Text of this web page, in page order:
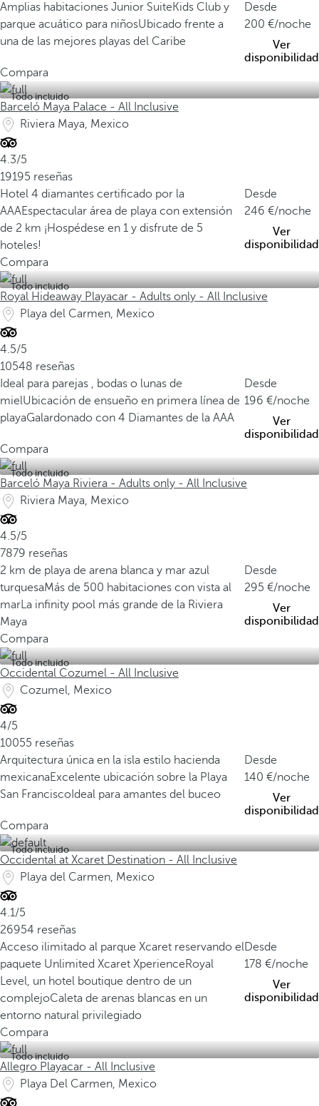
Amplias habitaciones Junior SuiteKids Club y
parque acuático para niñosUbicado frente a
una de las mejores playas del Caribe
Desde
200
/noche
Ver
disponibilidad
Compara
Todo incluido
Barceló Maya Palace - All Inclusive
Riviera Maya, Mexico
4.3/5
19195 reseñas
Hotel 4 diamantes certificado por la
AAAEspectacular área de playa con extensión
de 2 km ¡Hospédese en 1 y disfrute de 5
hoteles!
Desde
246
/noche
Ver
disponibilidad
Compara
Todo incluido
Royal Hideaway Playacar - Adults only - All Inclusive
Playa del Carmen, Mexico
4.5/5
10548 reseñas
Ideal para parejas , bodas o lunas de
mielUbicación de ensueño en primera línea de
playaGalardonado con 4 Diamantes de la AAA
Desde
196
/noche
Ver
disponibilidad
Compara
Todo incluido
Barceló Maya Riviera - Adults only - All Inclusive
Riviera Maya, Mexico
4.5/5
7879 reseñas
2 km de playa de arena blanca y mar azul
turquesaMás de 500 habitaciones con vista al
marLa infinity pool más grande de la Riviera
Maya
Desde
295
/noche
Ver
disponibilidad
Compara
Todo incluido
Occidental Cozumel - All Inclusive
Cozumel, Mexico
4/5
10055 reseñas
Arquitectura única en la isla estilo hacienda
mexicanaExcelente ubicación sobre la Playa
San Francisco Ideal para amantes del buceo
Desde
140
/noche
Ver
disponibilidad
Compara
Todo incluido
Occidental at Xcaret Destination - All Inclusive
Playa del Carmen, Mexico
4.1/5
26954 reseñas
Acceso ilimitado al parque Xcaret reservando el
paquete Unlimited Xcaret XperienceRoyal
Level, un hotel boutique dentro de un
complejoCaleta de arenas blancas en un
entorno natural privilegiado
Desde
178
/noche
Ver
disponibilidad
Compara
Todo incluido
Allegro Playacar - All Inclusive
Playa Del Carmen, Mexico